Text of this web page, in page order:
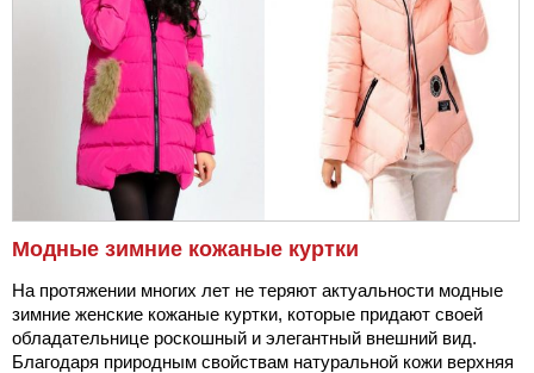
Модные зимние кожаные куртки
На протяжении многих лет не теряют актуальности модные
зимние женские кожаные куртки, которые придают своей
обладательнице роскошный и элегантный внешний вид.
Благодаря природным свойствам натуральной кожи верхняя